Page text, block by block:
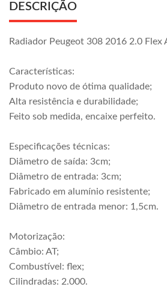
DESCRIÇÃO
Radiador Peugeot 308 2016 2.0 Flex
Características:
Produto novo de ótima qualidade;
Alta resistência e durabilidade;
Feito sob medida, encaixe perfeito.
Especificações técnicas:
Diâmetro de saída: 3cm;
Diâmetro de entrada: 3cm;
Fabricado em alumínio resistente;
Diâmetro de entrada menor: 1,5cm.
Motorização:
Câmbio: AT;
Combustível: flex;
Cilindradas: 2.000.